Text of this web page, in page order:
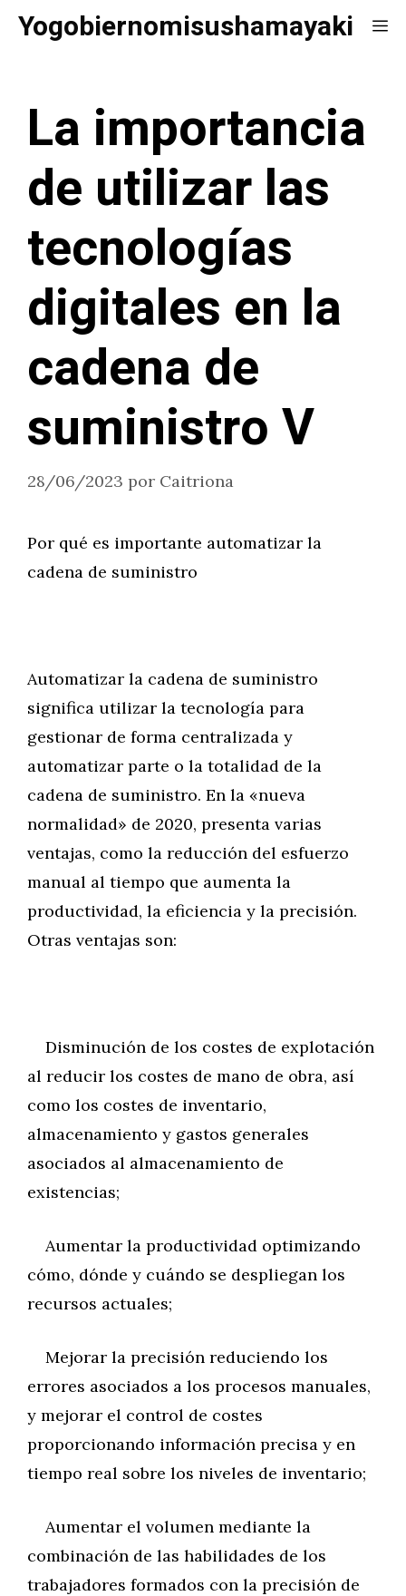
SaltarYogobiernomisushamayaki
La importancia
de utilizar las
tecnologías
digitales en la
cadena de
suministro V
28/06/2023 por Caitriona
Por qué es importante automatizar la
cadena de suministro
Automatizar la cadena de suministro
significa utilizar la tecnología para
gestionar de forma centralizada y
automatizar parte o la totalidad de la
cadena de suministro. En la «nueva
normalidad» de 2020, presenta varias
ventajas, como la reducción del esfuerzo
manual al tiempo que aumenta la
productividad, la eficiencia y la precisión.
Otras ventajas son:
Disminución de los costes de explotación
al reducir los costes de mano de obra, así
como los costes de inventario,
almacenamiento y gastos generales
asociados al almacenamiento de
existencias;
Aumentar la productividad optimizando
cómo, dónde y cuándo se despliegan los
recursos actuales;
Mejorar la precisión reduciendo los
errores asociados a los procesos manuales,
y mejorar el control de costes
proporcionando información precisa y en
tiempo real sobre los niveles de inventario;
Aumentar el volumen mediante la
combinación de las habilidades de los
trabajadores formados con la precisión de